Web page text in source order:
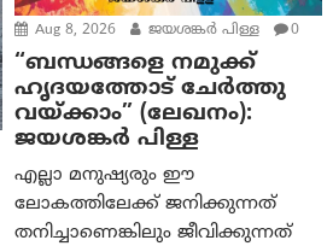
Aug 8, 2026 ജയശങ്കര്‍ പിള്ള 0
“ബന്ധങ്ങളെ നമുക്ക്
ഹൃദയത്തോട് ചേർത്തു
വയ്ക്കാം” (ലേഖനം):
ജയശങ്കര്‍ പിള്ള
എല്ലാ മനുഷ്യരും ഈ
ലോകത്തിലേക്ക് ജനിക്കുന്നത്
തനിച്ചാണെങ്കിലും ജീവിക്കുന്നത്